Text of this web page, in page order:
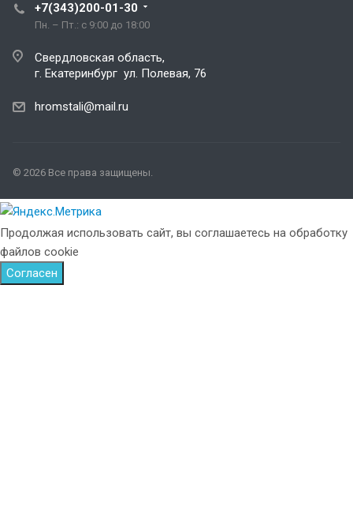
+7(343)200-01-30
Пн. – Пт.: с 9:00 до 18:00
Свердловская область,
г. Екатеринбург ул. Полевая, 76
hromstali@mail.ru
© 2026 Все права защищены.
Продолжая использовать сайт, вы соглашаетесь на обработку
файлов cookie
Согласен